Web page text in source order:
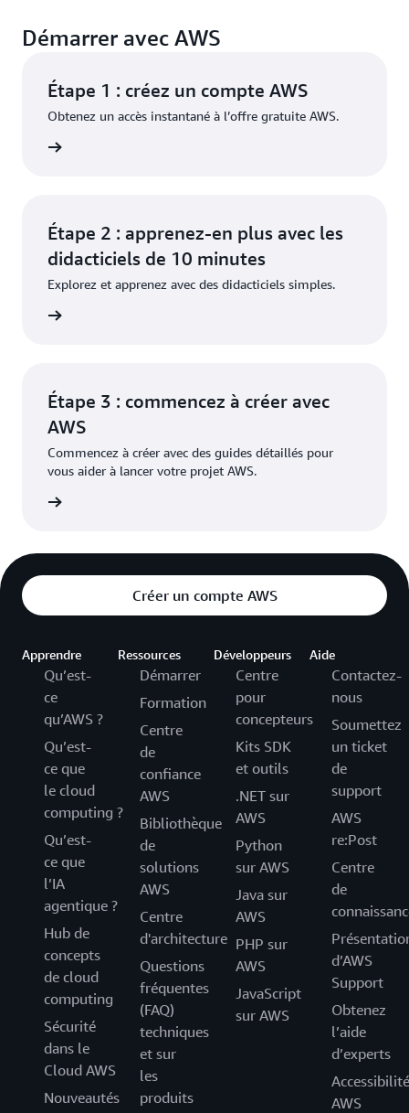
Démarrer avec AWS
Étape 1 : créez un compte AWS
Obtenez un accès instantané à l’offre gratuite AWS.
Étape 2 : apprenez-en plus avec les
didacticiels de 10 minutes
Explorez et apprenez avec des didacticiels simples.
Étape 3 : commencez à créer avec
AWS
Commencez à créer avec des guides détaillés pour
vous aider à lancer votre projet AWS.
Créer un compte AWS
Apprendre
Qu’est-
ce
qu’AWS ?
Qu’est-
ce que
le cloud
computing ?
Qu’est-
ce que
l’IA
agentique ?
Hub de
concepts
de cloud
computing
Sécurité
dans le
Cloud AWS
Nouveautés
Ressources
Démarrer
Formation
Centre
de
confiance
AWS
Bibliothèque
de
solutions
AWS
Centre
d'architecture
Questions
fréquentes
(FAQ)
techniques
et sur
les
produits
Développeurs
Centre
pour
concepteurs
Kits SDK
et outils
.NET sur
AWS
Python
sur AWS
Java sur
AWS
PHP sur
AWS
JavaScript
sur AWS
Aide
Contactez-
nous
Soumettez
un ticket
de
support
AWS
re:Post
Centre
de
d’AWS
Support
Obtenez
l’aide
d’experts
Accessibilité
AWS